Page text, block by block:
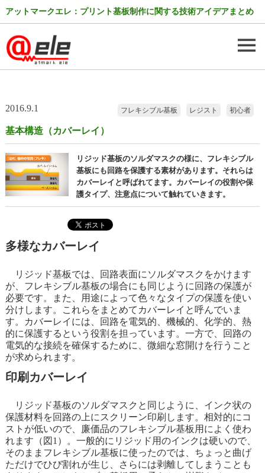
アットマークエレ：プリント基板制作に関する技術アイデアまとめ
2016.9.1 初心者
レジスト
フレキシブル基板
基本構造（カバーレイ）
リジッド基板のソルダマスクの様に、フレキシブル
基板にも回路を保護する素材があります。それらは
カバーレイと呼ばれてます。カバーレイの役割や保
護タイプ、注意点について触れていきます。
多様なカバーレイ
リジッド基板では、回路表面にソルダマスクをかけます
が、フレキシブル基板の場合にも同じように回路の保護が
必要です。また、用途によって色々なタイプの保護を使い
分けします。これらをまとめてカバーレイと呼んでいま
す。カバーレイには、回路を電気的、機械的、化学的、熱
的に保護するという役割を担っています。一方で、回路の
電気的な接続を確保するために、微細な窓開けを行うこと
が求められます。
印刷カバーレイ
リジッド基板のソルダマスクと同じように、インク状の
保護材料を回路の上にスクリーン印刷します。相対的にコ
ストが低いので、廉価品のフレキシブル基板用によく使わ
れます（図1）。一般的にリジッド用のインクは硬いので、
そのままフレキシブル基板に使ったのでは、ちょっと曲げ
ただけでひび割れが生じ、さらには剥離してしまうことも